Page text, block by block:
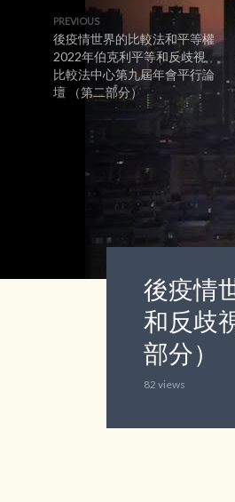
PREVIOUS
後疫情世界的比較法和平等權
2022年伯克利平等和反歧視
比較法中心第九屆年會平行論
壇 （第二部分）
後疫情
和反歧
部分）
82 views